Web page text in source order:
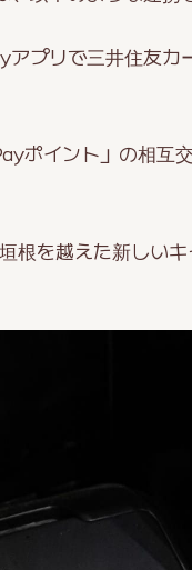
アプリで三井住友
ポイント」の相互
根を越えた新しい